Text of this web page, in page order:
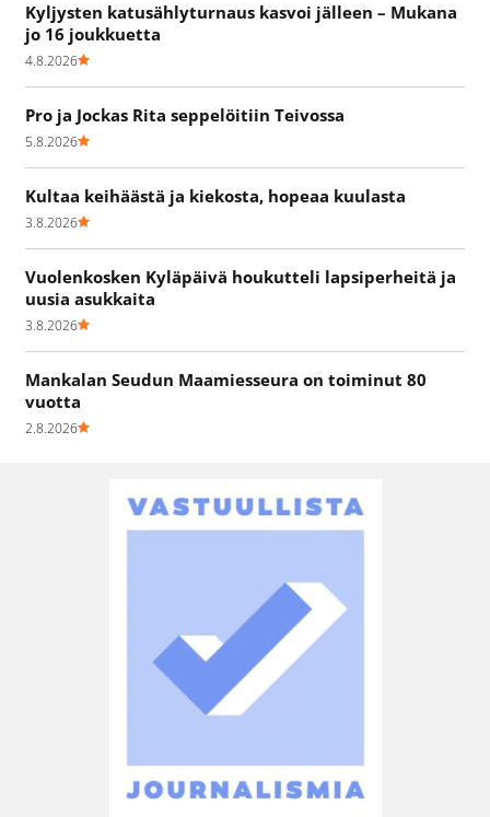
Kyljysten katusählyturnaus kasvoi jälleen – Mukana
jo 16 joukkuetta
4.8.2026
Pro ja Jockas Rita seppelöitiin Teivossa
5.8.2026
Kultaa keihäästä ja kiekosta, hopeaa kuulasta
3.8.2026
Vuolenkosken Kyläpäivä houkutteli lapsiperheitä ja
uusia asukkaita
3.8.2026
Mankalan Seudun Maamiesseura on toiminut 80
vuotta
2.8.2026